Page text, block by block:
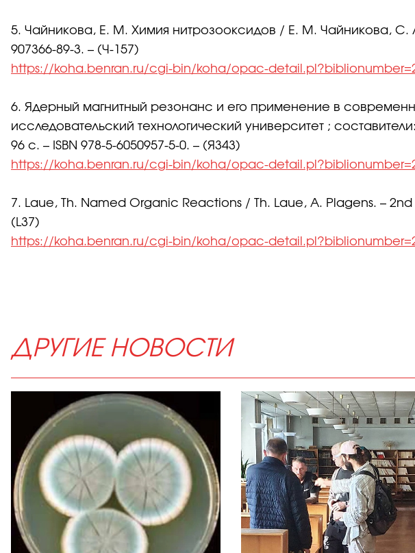
5. Чайникова, Е. М. Химия нитрозооксидов / Е. М. Чайникова, С.
907366-89-3. – (Ч-157)
https://koha.benran.ru/cgi-bin/koha/opac-
6. Ядерный магнитный резонанс и его применение в
исследовательский технологический университет ;
96 с. – ISBN 978-5-6050957-5-0. – (Я343)
https://koha.benran.ru/cgi-bin/koha/opac-
7. Laue, Th. Named Organic Reactions / Th. Laue, A. Plagens. –
(L37)
https://koha.benran.ru/cgi-bin/koha/opac-
ДРУГИЕ НОВОСТИ